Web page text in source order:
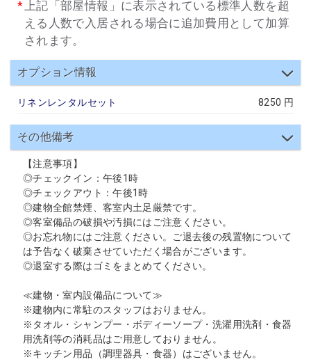
上記「部屋情報」に表示されている標準人数を超
える人数で入居される場合に追加費用として加算
されます。
オプション情報
リネンレンタルセット 8250 円
その他備考
【注意事項】
◎チェックイン：午後1時
◎チェックアウト：午後1時
◎建物全館禁煙、客室内土足厳禁です。
◎客室備品の破損や汚損にはご注意ください。
◎お忘れ物にはご注意ください。ご退去後の残置物について
は予告なく破棄させていただく場合がございます。
◎退室する際はゴミをまとめてください。
≪建物・室内設備品について≫
※建物内に常駐のスタッフはおりません。
※タオル・シャンプー・ボディーソープ・洗濯用洗剤・食器
用洗剤等の消耗品はご用意しておりません。
※キッチン用品（調理器具・食器）はございません。